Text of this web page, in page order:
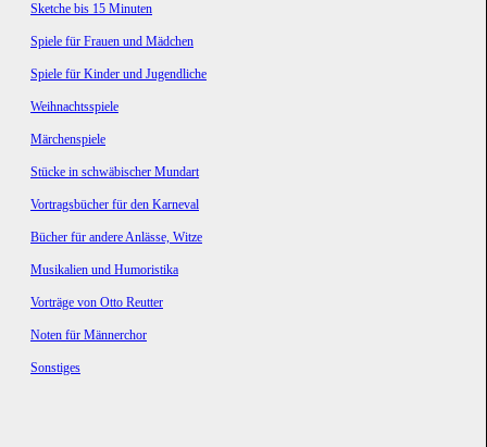
Sketche bis 15 Minuten
Spiele für Frauen und Mädchen
Spiele für Kinder und Jugendliche
Weihnachtsspiele
Märchenspiele
Stücke in schwäbischer Mundart
Vortragsbücher für den Karneval
Bücher für andere Anlässe, Witze
Musikalien und Humoristika
Vorträge von Otto Reutter
Noten für Männerchor
Sonstiges